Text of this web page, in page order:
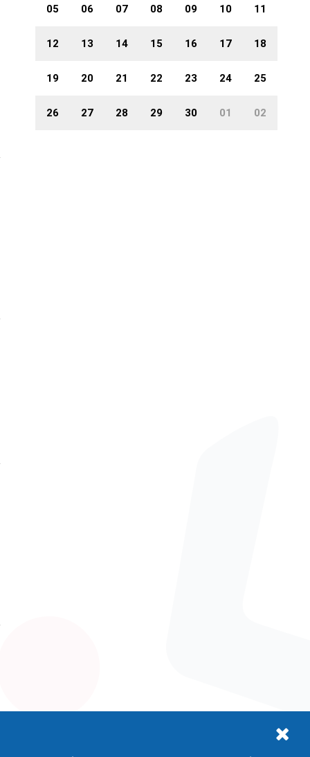
05 06 07 08 09 10 11
12 13 14 15 16 17 18
19 20 21 22 23 24 25
26 27 28 29 30 01 02